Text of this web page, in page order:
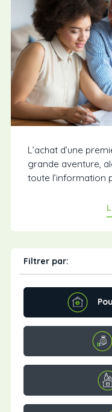
Filtrer par:
L’achat d’une
grande aventure,
toute l’information